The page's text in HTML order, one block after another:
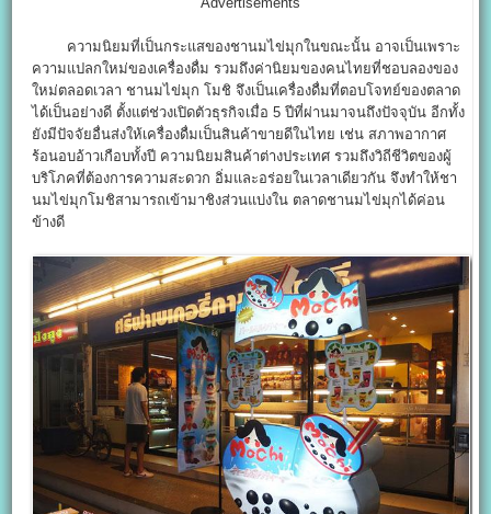
ความนิยมที่เป็นกระแสของชานมไข่มุกในขณะนั้น อาจเป็นเพราะ
ความแปลกใหม่ของเครื่องดื่ม รวมถึงค่านิยมของคนไทยที่ชอบลองของ
ใหม่ตลอดเวลา ชานมไข่มุก โมชิ จึงเป็นเครื่องดื่มที่ตอบโจทย์ของตลาด
ได้เป็นอย่างดี ตั้งแต่ช่วงเปิดตัวธุรกิจเมื่อ 5 ปีที่ผ่านมาจนถึงปัจจุบัน อีกทั้ง
ยังมีปัจจัยอื่นส่งให้เครื่องดื่มเป็นสินค้าขายดีในไทย เช่น สภาพอากาศ
ร้อนอบอ้าวเกือบทั้งปี ความนิยมสินค้าต่างประเทศ รวมถึงวิถีชีวิตของผู้
บริโภคที่ต้องการความสะดวก อิ่มและอร่อยในเวลาเดียวกัน จึงทำให้ชา
นมไข่มุกโมชิสามารถเข้ามาชิงส่วนแบ่งใน ตลาดชานมไข่มุกได้ค่อน
ข้างดี